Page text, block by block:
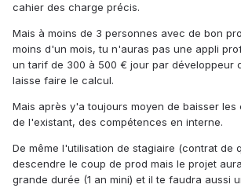
cahier des charge précis.
Mais à moins de 3 personnes avec de bon
moins d'un mois, tu n'auras pas une appli
un tarif de 300 à 500 € jour par développeur
laisse faire le calcul.
Mais après y'a toujours moyen de baisser
de l'existant, des compétences en interne.
De même l'utilisation de stagiaire (contrat de
descendre le coup de prod mais le projet
grande durée (1 an mini) et il te faudra aussi